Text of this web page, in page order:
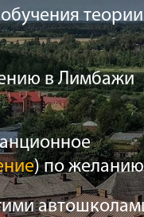
в Лимбажи
) по желанию